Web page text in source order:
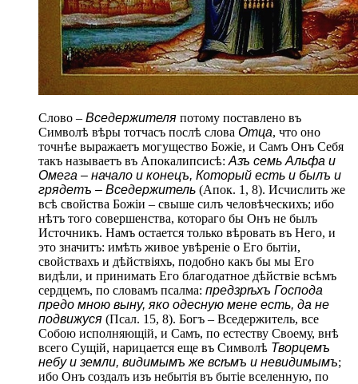
Слово – Вседержителя потому поставлено въ
Символѣ вѣры тотчасъ послѣ слова Отца, что оно
точнѣе выражаетъ могущество Божіе, и Самъ Онъ Себя
такъ называетъ въ Апокалипсисѣ: Азъ семь Альфа и
Омега – начало и конецъ, Который есть и былъ и
грядетъ – Вседержитель (Апок. 1, 8). Исчислить же
всѣ свойства Божіи – свыше силъ человѣческихъ; ибо
нѣтъ того совершенства, котораго бы Онъ не былъ
Источникъ. Намъ остается только вѣровать въ Него, и
это значитъ: имѣть живое увѣреніе о Его бытіи,
свойствахъ и дѣйствіяхъ, подобно какъ бы мы Его
видѣли, и принимать Его благодатное дѣйствіе всѣмъ
сердцемъ, по словамъ псалма: предзрѣхъ Господа
предо мною выну, яко одесную мене есть, да не
подвижуся (Псал. 15, 8). Богъ – Вседержитель, все
Собою исполняющій, и Самъ, по естеству Своему, внѣ
всего Сущій, нарицается еще въ Символѣ Творцемъ
небу и земли, видимымъ же всѣмъ и невидимымъ;
ибо Онъ создалъ изъ небытія въ бытіе вселенную, по